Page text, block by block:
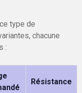
type de
chacune
:
Résistance